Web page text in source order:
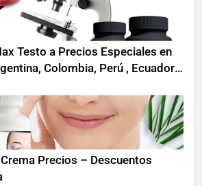
Testo a Precios Especiales en
Colombia, Perú , Ecuador,
Precios – Descuentos